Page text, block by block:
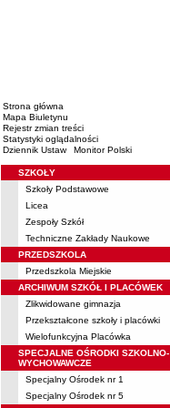
Strona główna
Mapa Biuletynu
Rejestr zmian treści
Statystyki oglądalności
Dziennik Ustaw
Monitor Polski
Menu
SZKOŁY
Szkoły Podstawowe
Licea
Zespoły Szkół
Techniczne Zakłady Naukowe
PRZEDSZKOLA
Przedszkola Miejskie
ARCHIWUM SZKÓŁ I PLACÓWEK
Zlikwidowane gimnazja
Przekształcone szkoły i placówki
Wielofunkcyjna Placówka
SPECJALNE OŚRODKI SZKOLNO-
WYCHOWAWCZE
Specjalny Ośrodek nr 1
Specjalny Ośrodek nr 5